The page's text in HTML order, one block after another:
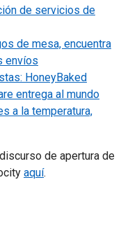
de servicios de
de mesa, encuentra
envíos
HoneyBaked
entrega al mundo
a la temperatura,
de apertura de
aquí.